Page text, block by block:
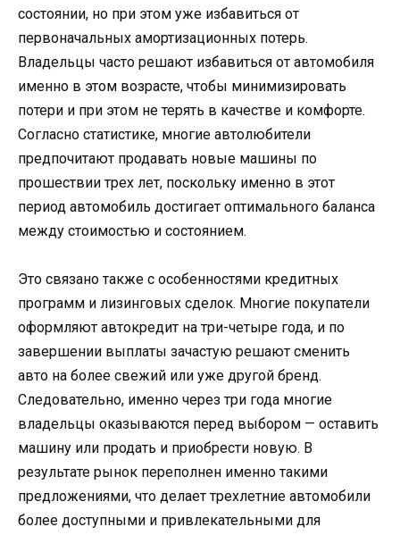
состоянии, но при этом уже избавиться от
первоначальных амортизационных потерь.
Владельцы часто решают избавиться от автомобиля
именно в этом возрасте, чтобы минимизировать
потери и при этом не терять в качестве и комфорте.
Согласно статистике, многие автолюбители
предпочитают продавать новые машины по
прошествии трех лет, поскольку именно в этот
период автомобиль достигает оптимального баланса
между стоимостью и состоянием.
Это связано также с особенностями кредитных
программ и лизинговых сделок. Многие покупатели
оформляют автокредит на три-четыре года, и по
завершении выплаты зачастую решают сменить
авто на более свежий или уже другой бренд.
Следовательно, именно через три года многие
владельцы оказываются перед выбором — оставить
машину или продать и приобрести новую. В
результате рынок переполнен именно такими
предложениями, что делает трехлетние автомобили
более доступными и привлекательными для